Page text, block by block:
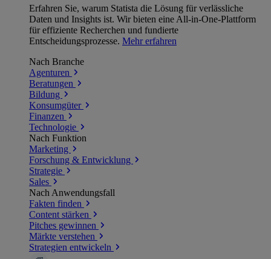
Erfahren Sie, warum Statista die Lösung für verlässliche
Daten und Insights ist. Wir bieten eine All-in-One-Plattform
für effiziente Recherchen und fundierte
Entscheidungsprozesse. Mehr erfahren
Nach Branche
Agenturen
Beratungen
Bildung
Konsumgüter
Finanzen
Technologie
Nach Funktion
Marketing
Forschung & Entwicklung
Strategie
Sales
Nach Anwendungsfall
Fakten finden
Content stärken
Pitches gewinnen
Märkte verstehen
Strategien entwickeln